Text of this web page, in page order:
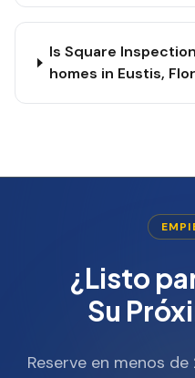
Is Square
homes in Eustis,
¿Listo
Su
Reserve en menos